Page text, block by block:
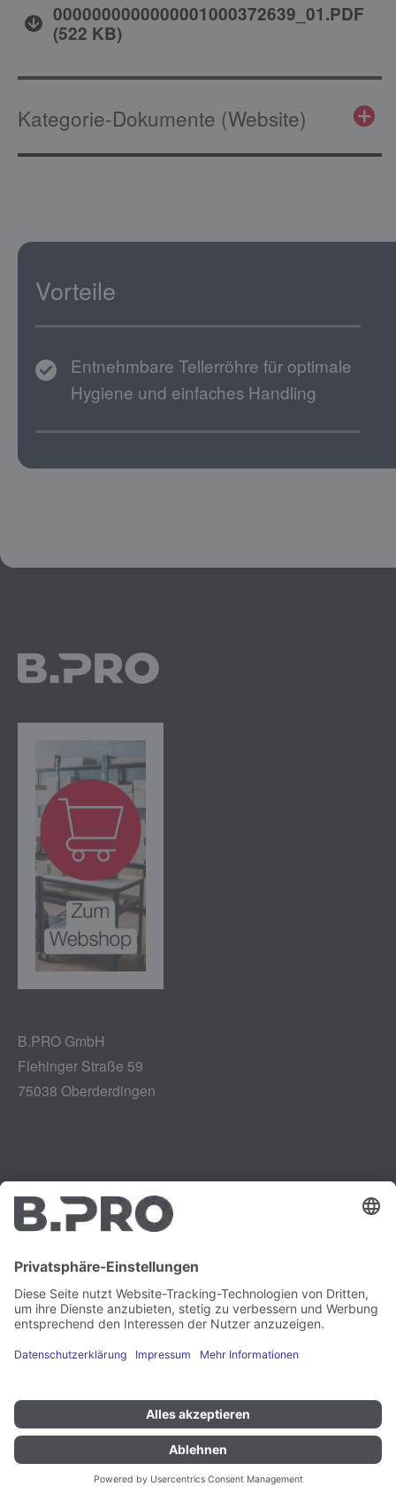
0000000000000001000372639_01.PDF
(522 KB)
Kategorie-Dokumente (Website)
Vorteile
Entnehmbare Tellerröhre für optimale
Hygiene und einfaches Handling
B.PRO GmbH
Flehinger Straße 59
75038 Oberderdingen
Impressum
Datenschutz
Schwachstellenmeldung
Karriere
Presse
Newsletter